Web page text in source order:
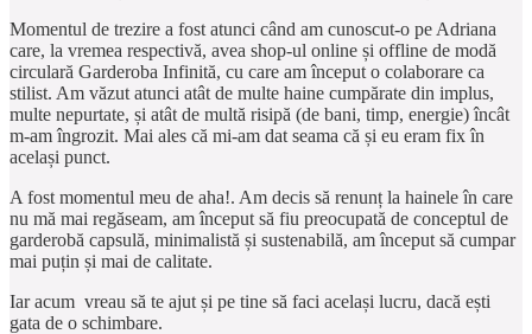
Momentul de trezire a fost atunci când am cunoscut-o pe Adriana
care, la vremea respectivă, avea shop-ul online și offline de modă
circulară Garderoba Infinită, cu care am început o colaborare ca
stilist. Am văzut atunci atât de multe haine cumpărate din implus,
multe nepurtate, și atât de multă risipă (de bani, timp, energie) încât
m-am îngrozit. Mai ales că mi-am dat seama că și eu eram fix în
același punct.
A fost momentul meu de aha!. Am decis să renunț la hainele în care
nu mă mai regăseam, am început să fiu preocupată de conceptul de
garderobă capsulă, minimalistă și sustenabilă, am început să cumpar
mai puțin și mai de calitate.
Iar acum vreau să te ajut și pe tine să faci același lucru, dacă ești
gata de o schimbare.